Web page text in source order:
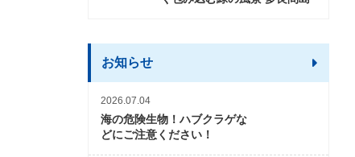
お知らせ
2026.07.04
海の危険生物！ハブクラゲな
どにご注意ください！